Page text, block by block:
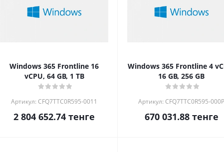
Windows 365 Frontline 16
vCPU, 64 GB, 1 TB
Артикул: CFQ7TTC0R595-0011
2 804 652.74 тенге
Windows 365 Frontline 4
16 GB, 256 GB
Артикул: CFQ7TTC0R595-000P
670 031.88тенге